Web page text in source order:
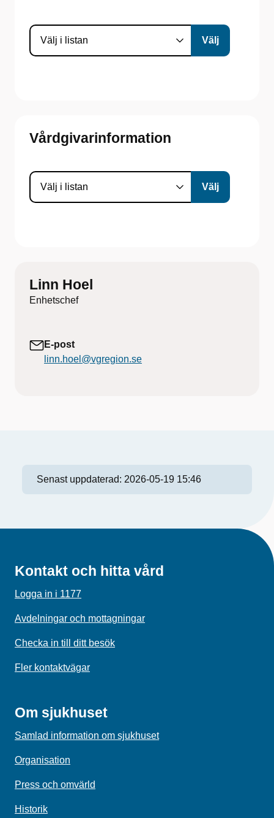
Vårdgivarinformation
Linn Hoel
Enhetschef
E-post
linn.hoel@vgregion.se
Senast uppdaterad: 2026-05-19 15:46
Kontakt och hitta vård
Logga in i 1177
Avdelningar och mottagningar
Checka in till ditt besök
Fler kontaktvägar
Om sjukhuset
Samlad information om sjukhuset
Organisation
Press och omvärld
Historik